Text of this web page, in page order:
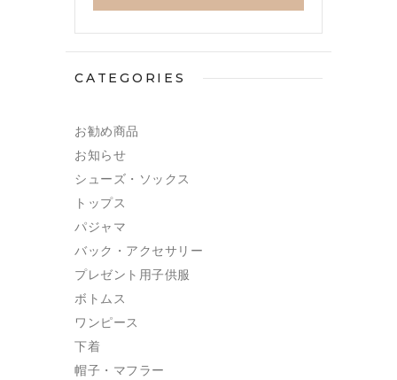
CATEGORIES
お勧め商品
お知らせ
シューズ・ソックス
トップス
パジャマ
バック・アクセサリー
プレゼント用子供服
ボトムス
ワンピース
下着
帽子・マフラー